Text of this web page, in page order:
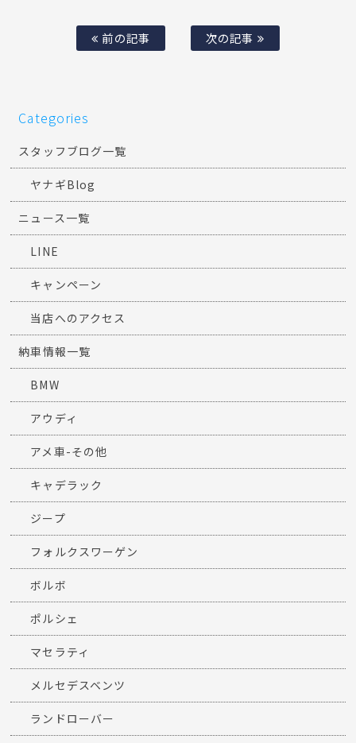
前の記事 次の記事
Categories
スタッフブログ一覧
ヤナギBlog
ニュース一覧
LINE
キャンペーン
当店へのアクセス
納車情報一覧
BMW
アウディ
アメ車-その他
キャデラック
ジープ
フォルクスワーゲン
ボルボ
ポルシェ
マセラティ
メルセデスベンツ
ランドローバー